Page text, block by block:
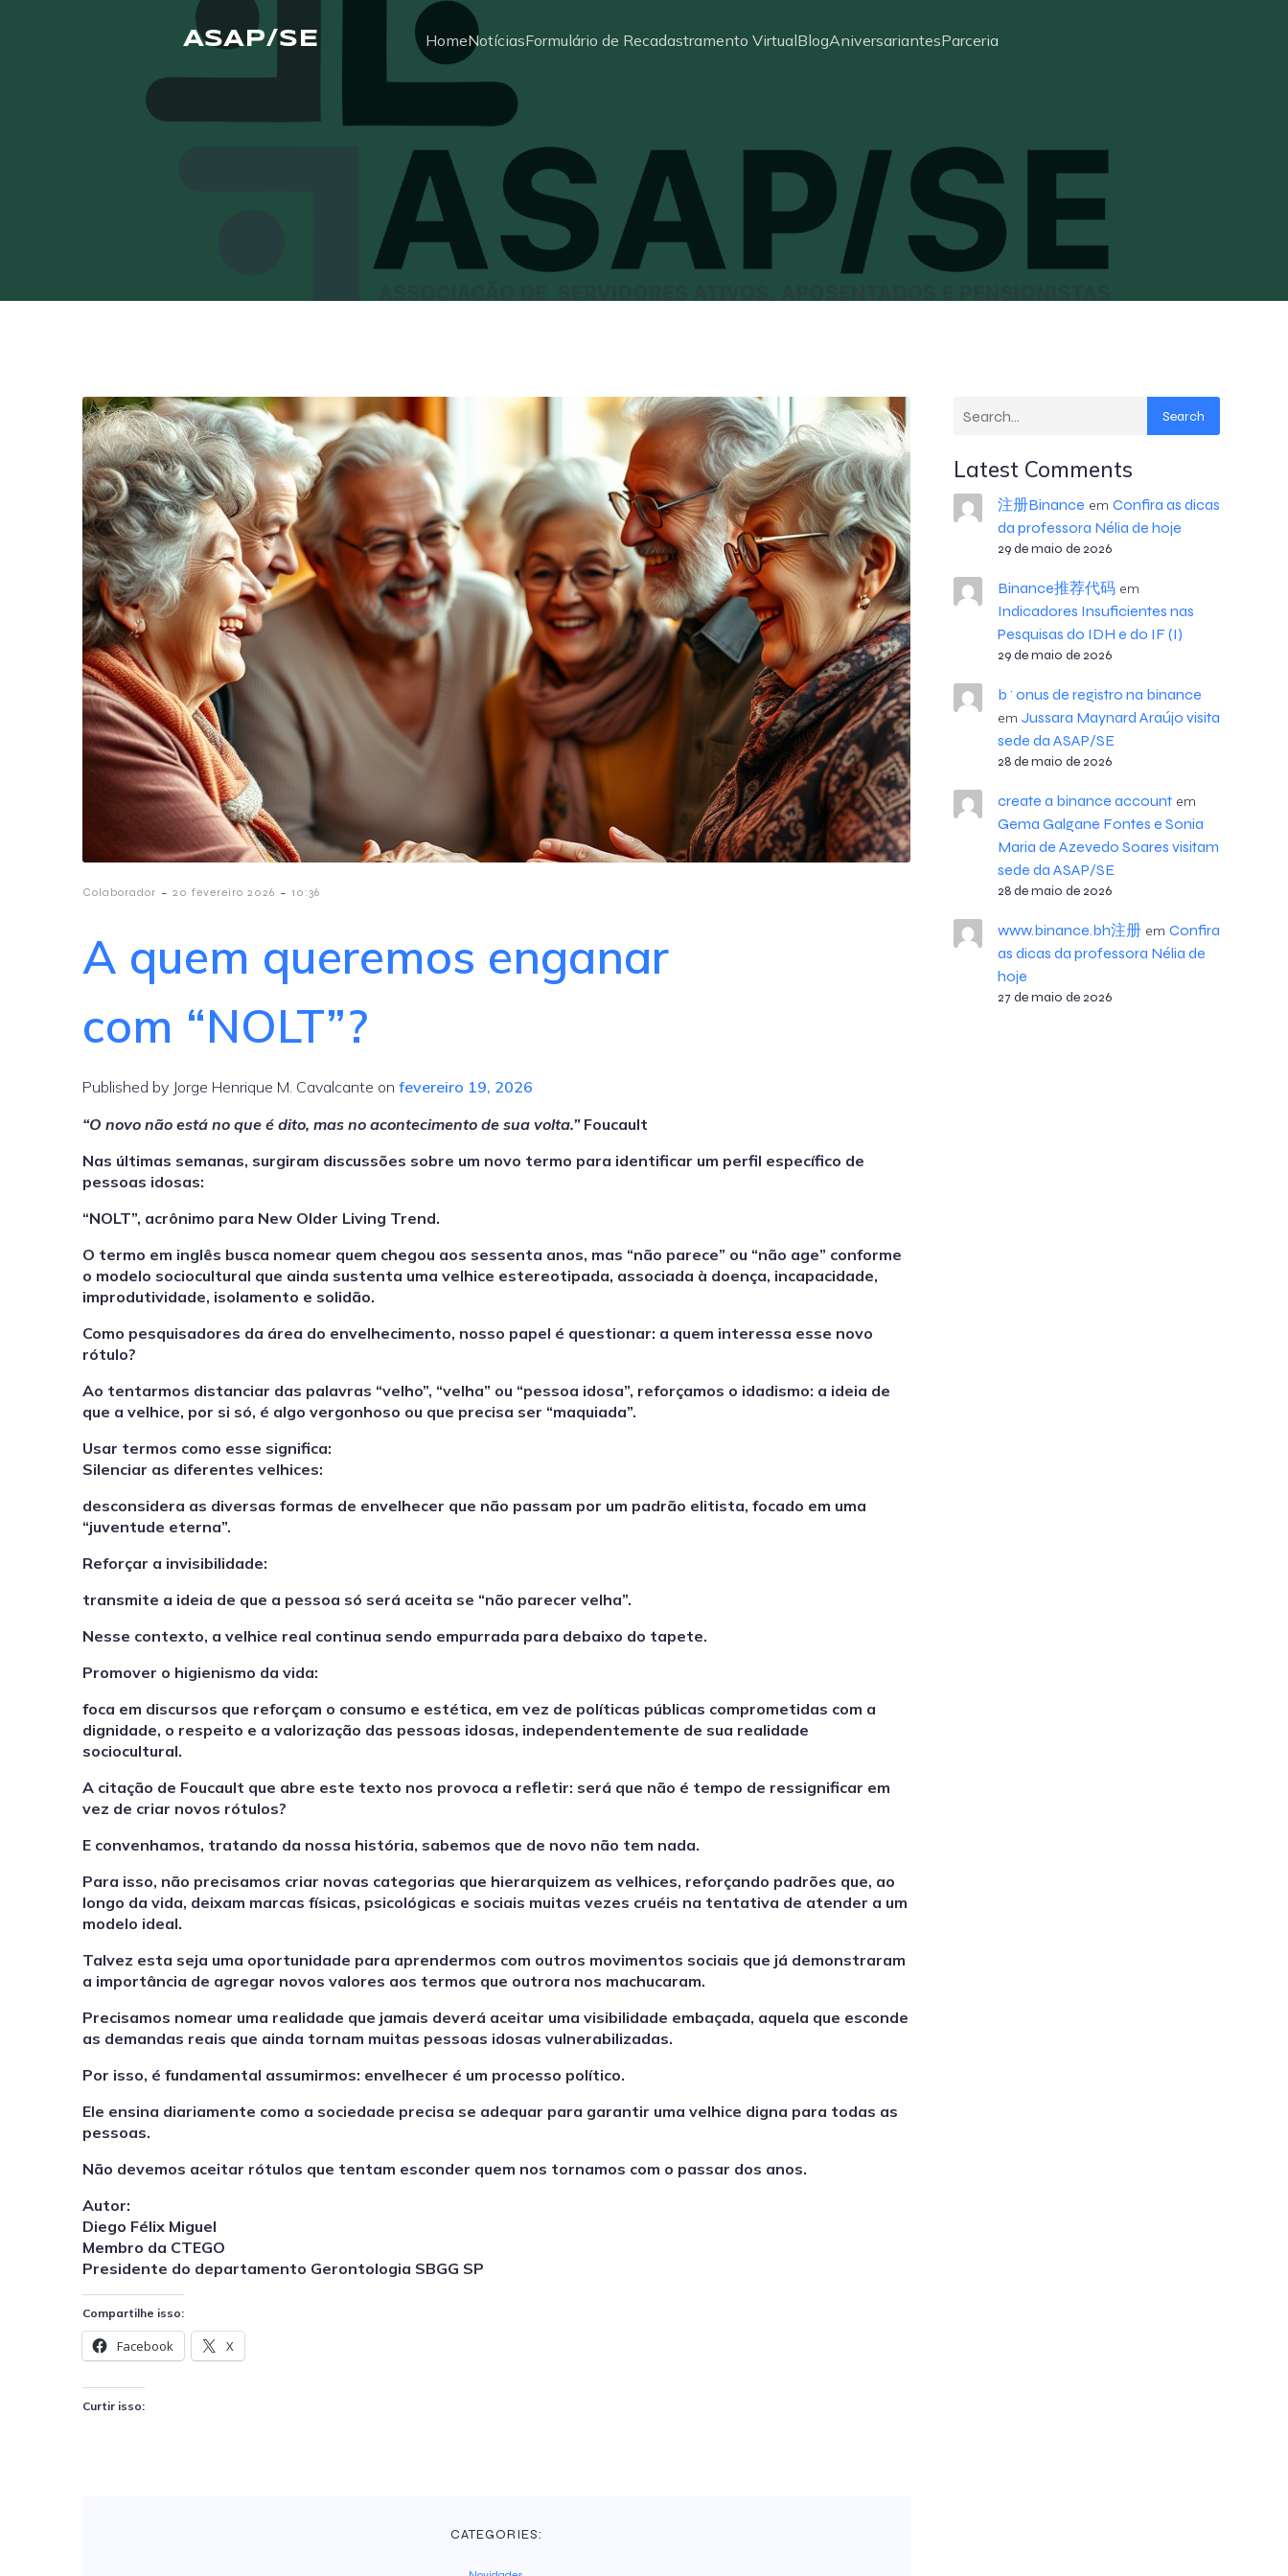
ASAP/SE HomeNotíciasFormulário de Recadastramento VirtualBlogAniversariantesParceria
Colaborador - 20 fevereiro 2026 - 10:36
A quem queremos enganar
com “NOLT”?
Published by Jorge Henrique M. Cavalcante on fevereiro 19, 2026
“O novo não está no que é dito, mas no acontecimento de sua volta.” Foucault
Nas últimas semanas, surgiram discussões sobre um novo termo para identificar um perfil específico de
pessoas idosas:
“NOLT”, acrônimo para New Older Living Trend.
O termo em inglês busca nomear quem chegou aos sessenta anos, mas “não parece” ou “não age” conforme
o modelo sociocultural que ainda sustenta uma velhice estereotipada, associada à doença, incapacidade,
improdutividade, isolamento e solidão.
Como pesquisadores da área do envelhecimento, nosso papel é questionar: a quem interessa esse novo
rótulo?
Ao tentarmos distanciar das palavras “velho”, “velha” ou “pessoa idosa”, reforçamos o idadismo: a ideia de
que a velhice, por si só, é algo vergonhoso ou que precisa ser “maquiada”.
Usar termos como esse significa:
Silenciar as diferentes velhices:
desconsidera as diversas formas de envelhecer que não passam por um padrão elitista, focado em uma
“juventude eterna”.
Reforçar a invisibilidade:
transmite a ideia de que a pessoa só será aceita se “não parecer velha”.
Nesse contexto, a velhice real continua sendo empurrada para debaixo do tapete.
Promover o higienismo da vida:
foca em discursos que reforçam o consumo e estética, em vez de políticas públicas comprometidas com a
dignidade, o respeito e a valorização das pessoas idosas, independentemente de sua realidade
sociocultural.
A citação de Foucault que abre este texto nos provoca a refletir: será que não é tempo de ressignificar em
vez de criar novos rótulos?
E convenhamos, tratando da nossa história, sabemos que de novo não tem nada.
Para isso, não precisamos criar novas categorias que hierarquizem as velhices, reforçando padrões que, ao
longo da vida, deixam marcas físicas, psicológicas e sociais muitas vezes cruéis na tentativa de atender a um
modelo ideal.
Talvez esta seja uma oportunidade para aprendermos com outros movimentos sociais que já demonstraram
a importância de agregar novos valores aos termos que outrora nos machucaram.
Precisamos nomear uma realidade que jamais deverá aceitar uma visibilidade embaçada, aquela que esconde
as demandas reais que ainda tornam muitas pessoas idosas vulnerabilizadas.
Por isso, é fundamental assumirmos: envelhecer é um processo político.
Ele ensina diariamente como a sociedade precisa se adequar para garantir uma velhice digna para todas as
pessoas.
Não devemos aceitar rótulos que tentam esconder quem nos tornamos com o passar dos anos.
Autor:
Diego Félix Miguel
Membro da CTEGO
Presidente do departamento Gerontologia SBGG SP
Compartilhe isso:
Facebook X
Curtir isso:
CATEGORIES:
Search
Latest Comments
注册Binance em Confira as dicas
da professora Nélia de hoje
29 de maio de 2026
Binance推荐代码em
Indicadores Insuficientes nas
Pesquisas do IDH e do IF (I)
29 de maio de 2026
b^onus de registro na binance
em Jussara Maynard Araújo visita
sede da ASAP/SE
28 de maio de 2026
create a binance accountem
Gema Galgane Fontes e Sonia
Maria de Azevedo Soares visitam
sede da ASAP/SE
28 de maio de 2026
www.binance.bh注册em Confira
as dicas da professora Nélia de
hoje
27 de maio de 2026